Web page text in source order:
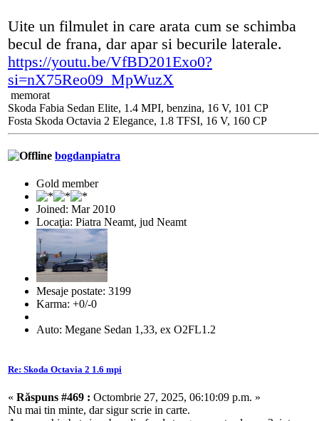
Uite un filmulet in care arata cum se schimba
becul de frana, dar apar si becurile laterale.
https://youtu.be/VfBD201Exo0?
si=nX75Reo09_MpWuzX
memorat
Skoda Fabia Sedan Elite, 1.4 MPI, benzina, 16 V, 101 CP
Fosta Skoda Octavia 2 Elegance, 1.8 TFSI, 16 V, 160 CP
bogdanpiatra
Gold member
Joined: Mar 2010
Locaţia: Piatra Neamt, jud Neamt
Mesaje postate: 3199
Karma: +0/-0
Auto: Megane Sedan 1,33, ex O2FL1.2
Re: Skoda Octavia 2 1.6 mpi
« Răspuns #469 : Octombrie 27, 2025, 06:10:09 p.m. »
Nu mai tin minte, dar sigur scrie in carte.